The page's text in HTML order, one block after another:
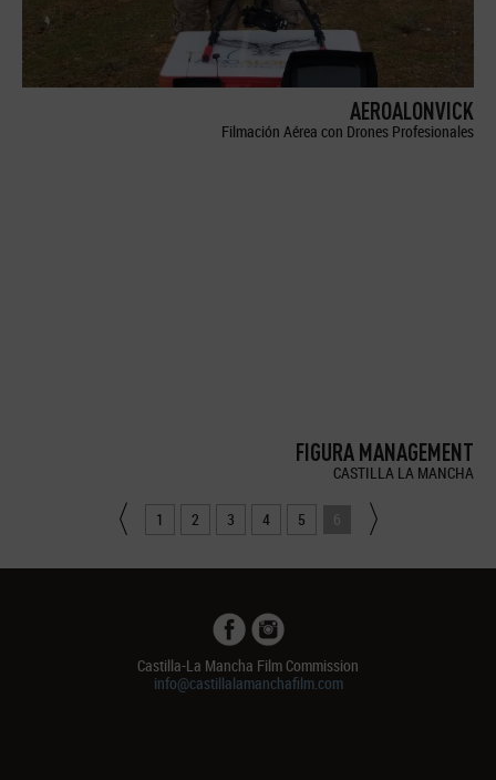
AEROALONVICK
Filmación Aérea con Drones Profesionales
FIGURA MANAGEMENT
CASTILLA LA MANCHA
1 2 3 4 5 6
Castilla-La Mancha Film Commission
info@castillalamanchafilm.com